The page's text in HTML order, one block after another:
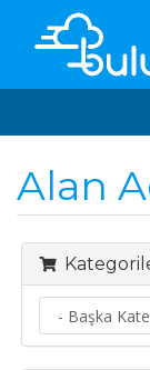
Alan